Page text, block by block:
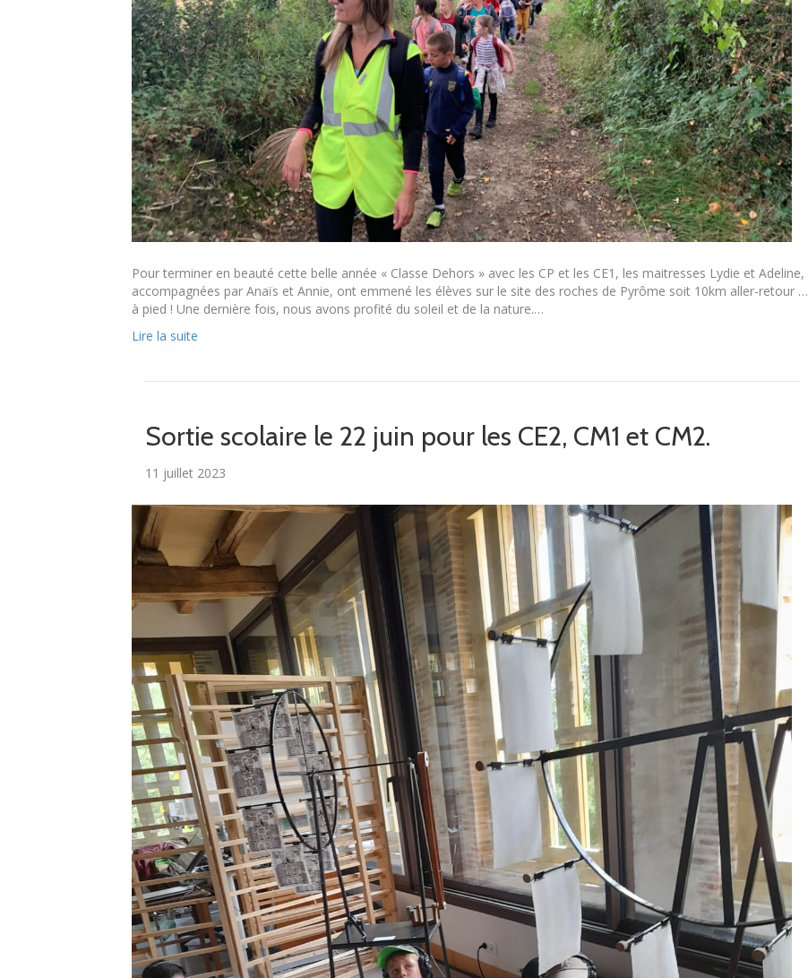
Pour terminer en beauté cette belle année « Classe Dehors » avec les CP et les CE1, les maitresses Lydie et Adeline,
accompagnées par Anaïs et Annie, ont emmené les élèves sur le site des roches de Pyrôme soit 10km aller-retour …
à pied ! Une dernière fois, nous avons profité du soleil et de la nature.…
Lire la suite
Sortie scolaire le 22 juin pour les CE2, CM1 et CM2.
11 juillet 2023